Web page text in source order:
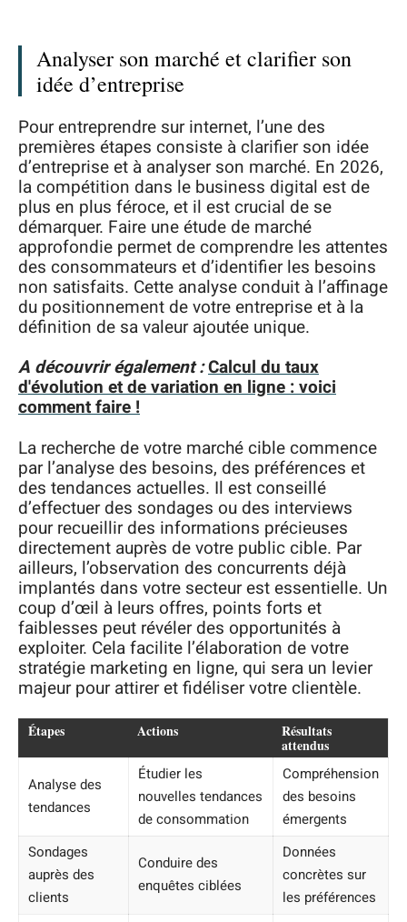
Analyser son marché et clarifier son
idée d’entreprise
Pour entreprendre sur internet, l’une des
premières étapes consiste à clarifier son idée
d’entreprise et à analyser son marché. En 2026,
la compétition dans le business digital est de
plus en plus féroce, et il est crucial de se
démarquer. Faire une étude de marché
approfondie permet de comprendre les attentes
des consommateurs et d’identifier les besoins
non satisfaits. Cette analyse conduit à l’affinage
du positionnement de votre entreprise et à la
définition de sa valeur ajoutée unique.
A découvrir également :Calcul du taux
d'évolution et de variation en ligne : voici
comment faire !
La recherche de votre marché cible commence
par l’analyse des besoins, des préférences et
des tendances actuelles. Il est conseillé
d’effectuer des sondages ou des interviews
pour recueillir des informations précieuses
directement auprès de votre public cible. Par
ailleurs, l’observation des concurrents déjà
implantés dans votre secteur est essentielle. Un
coup d’œil à leurs offres, points forts et
faiblesses peut révéler des opportunités à
exploiter. Cela facilite l’élaboration de votre
stratégie marketing en ligne, qui sera un levier
majeur pour attirer et fidéliser votre clientèle.
Étapes Actions Résultats
attendus
Analyse des
tendances
Étudier les
nouvelles tendances
de consommation
Compréhension
des besoins
émergents
Sondages
auprès des
clients
Conduire des
enquêtes ciblées
Données
concrètes sur
les préférences